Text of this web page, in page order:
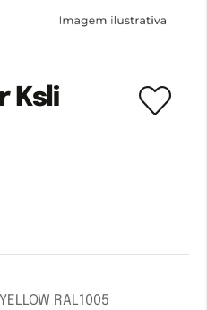
Ksli
RAL1005